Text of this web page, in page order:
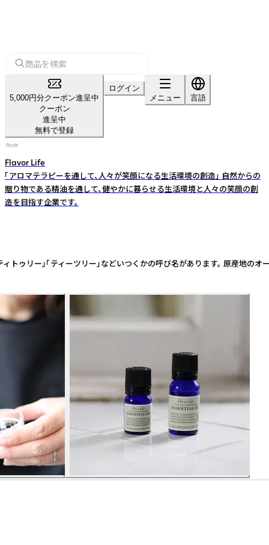
5,000円分クーポン進呈中
クーポン
進呈中
無料で登録
ログイン
メニュー
言語
Flavor Life
「アロマテラピーを通して、人々が笑顔になる生活環境の創造」 自然からの
贈り物である精油を通して、健やかに暮らせる生活環境と人々の笑顔の創
造を目指す企業です。
リー」「ティーツリー」などいつくかの呼び名があります。 原